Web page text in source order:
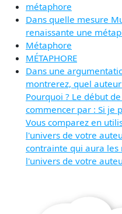
métaphore
Dans quelle mesure
renaissante une
Métaphore
MÉTAPHORE
Dans une
montrerez, quel
Pourquoi ? Le début
commencer par : Si je
Vous comparez en
l'univers de votre
contrainte qui aura les
l'univers de votre